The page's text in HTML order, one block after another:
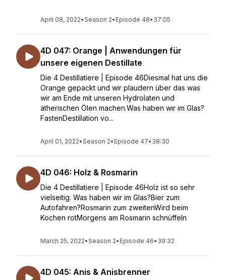
April 08, 2022•Season 2• Episode 48• 37:05
4D 047: Orange | Anwendungen für
unsere eigenen Destillate
Die 4 Destillatiere | Episode 46Diesmal hat uns die
Orange gepackt und wir plaudern über das was
wir am Ende mit unseren Hydrolaten und
ätherischen Ölen machen.Was haben wir im Glas?
FastenDestillation vo...
April 01, 2022•Season 2• Episode 47• 38:30
4D 046: Holz & Rosmarin
Die 4 Destillatiere | Episode 46Holz ist so sehr
vielseitig. Was haben wir im Glas?Bier zum
Autofahren?Rosmarin zum zweitenWird beim
Kochen rotMorgens am Rosmarin schnüffeln
March 25, 2022•Season 2• Episode 46• 39:32
4D 045: Anis & Anisbrenner